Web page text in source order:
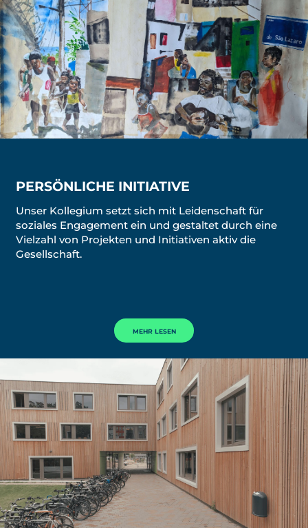
PERSÖNLICHE INITIATIVE
Unser Kollegium setzt sich mit Leidenschaft für
soziales Engagement ein und gestaltet durch eine
Vielzahl von Projekten und Initiativen aktiv die
Gesellschaft.
MEHR LESEN